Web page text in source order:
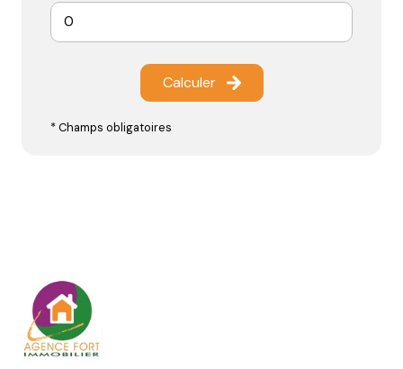
Calculer
* Champs obligatoires